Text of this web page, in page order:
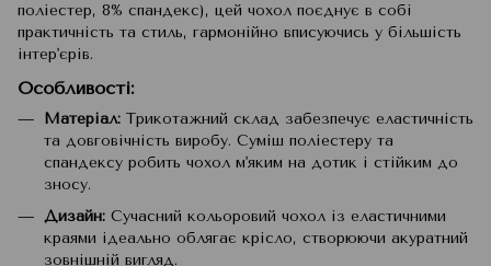
поліестер, 8% спандекс), цей чохол поєднує в собі
практичність та стиль, гармонійно вписуючись у більшість
інтер'єрів.
Особливості:
Матеріал: Трикотажний склад забезпечує еластичність
та довговічність виробу. Суміш поліестеру та
спандексу робить чохол м'яким на дотик і стійким до
зносу.
Дизайн: Сучасний кольоровий чохол із еластичними
краями ідеально облягає крісло, створюючи акуратний
зовнішній вигляд.